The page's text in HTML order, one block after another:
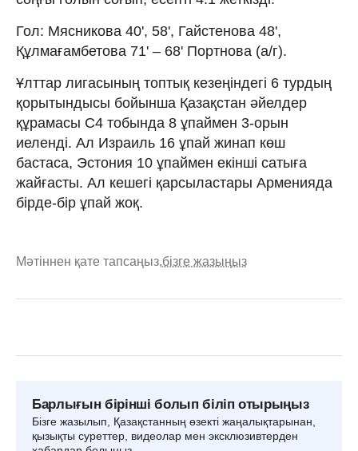
Гол: Мясникова 40', 58', Гайстенова 48',
Құлмағамбетова 71' – 68' Портнова (а/г).
Ұлттар лигасының топтық кезеңіндегі 6 турдың
қорытындысы бойынша Қазақстан әйелдер
құрамасы С4 тобында 8 ұпаймен 3-орын
иеленді. Ал Израиль 16 ұпай жинап көш
бастаса, Эстония 10 ұпаймен екінші сатыға
жайғасты. Ал кешегі қарсыластары Арменияда
бірде-бір ұпай жоқ.
Мәтіннен қате тапсаңыз,бізге жазыңыз
Барлығын бірінші болып біліп отырыңыз
Бізге жазылып, Қазақстанның өзекті жаңалықтарынан,
қызықты суреттер, видеолар мен эксклюзивтерден